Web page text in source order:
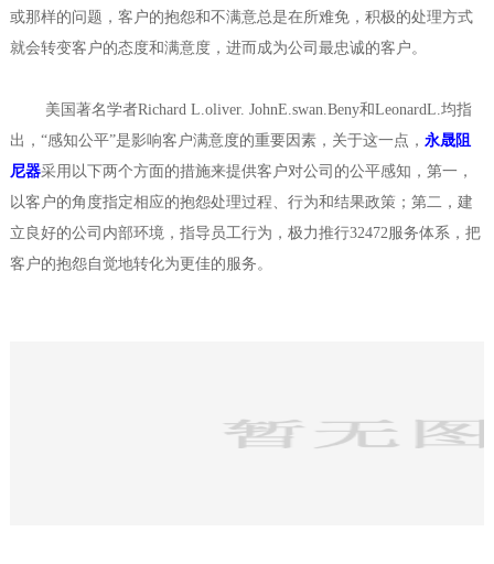
或那样的问题，客户的抱怨和不满意总是在所难免，积极的处理方式
就会转变客户的态度和满意度，进而成为公司最忠诚的客户。
美国著名学者Richard L.oliver. JohnE.swan.Beny和LeonardL.均指
出，“感知公平”是影响客户满意度的重要因素，关于这一点， 永晟阻
尼器采用以下两个方面的措施来提供客户对公司的公平感知，第一，
以客户的角度指定相应的抱怨处理过程、行为和结果政策；第二，建
立良好的公司内部环境，指导员工行为，极力推行32472服务体系，把
客户的抱怨自觉地转化为更佳的服务。